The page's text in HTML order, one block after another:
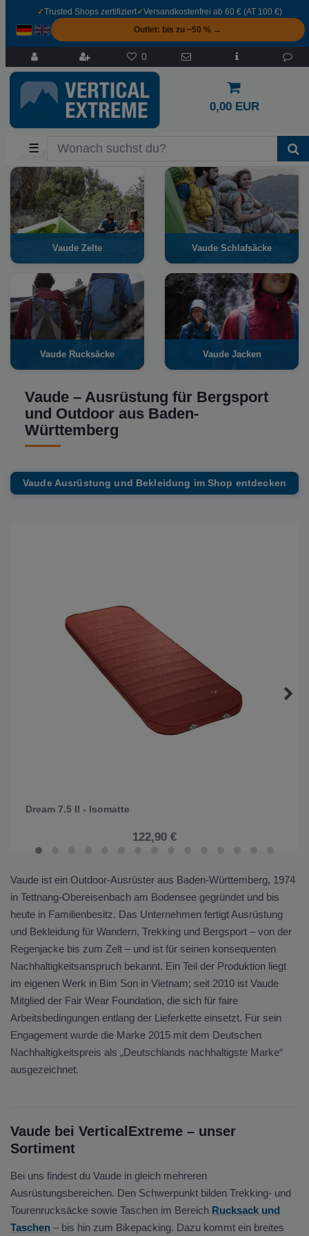
✓Trusted Shops zertifiziert✓Versandkostenfrei ab 60 € (AT 100 €)
Outlet: bis zu −50 % →
0
0,00 EUR
☰
Vaude Zelte Vaude Schlafsäcke
Vaude Rucksäcke Vaude Jacken
Vaude – Ausrüstung für Bergsport
und Outdoor aus Baden-
Württemberg
Vaude Ausrüstung und Bekleidung im Shop entdecken
Dream 7.5 II - Isomatte
122,90 €
Vaude ist ein Outdoor-Ausrüster aus Baden-Württemberg, 1974
in Tettnang-Obereisenbach am Bodensee gegründet und bis
heute in Familienbesitz. Das Unternehmen fertigt Ausrüstung
und Bekleidung für Wandern, Trekking und Bergsport – von der
Regenjacke bis zum Zelt – und ist für seinen konsequenten
Nachhaltigkeitsanspruch bekannt. Ein Teil der Produktion liegt
im eigenen Werk in Bim Son in Vietnam; seit 2010 ist Vaude
Mitglied der Fair Wear Foundation, die sich für faire
Arbeitsbedingungen entlang der Lieferkette einsetzt. Für sein
Engagement wurde die Marke 2015 mit dem Deutschen
Nachhaltigkeitspreis als „Deutschlands nachhaltigste Marke“
ausgezeichnet.
Vaude bei VerticalExtreme – unser
Sortiment
Bei uns findest du Vaude in gleich mehreren
Ausrüstungsbereichen. Den Schwerpunkt bilden Trekking- und
Tourenrucksäcke sowie Taschen im Bereich Rucksack und
Taschen – bis hin zum Bikepacking. Dazu kommt ein breites